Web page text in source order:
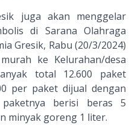
juga akan menggelar
di Sarana Olahraga
Gresik, Rabu (20/3/2024)
ke Kelurahan/desa
total 12.600 paket
per paket dijual dengan
paketnya berisi beras 5
minyak goreng 1 liter.